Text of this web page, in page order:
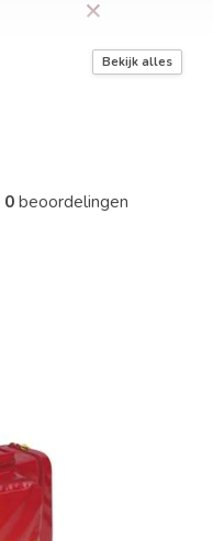
Trauma- / spoedtas
Bekijk alles
0beoordelingen